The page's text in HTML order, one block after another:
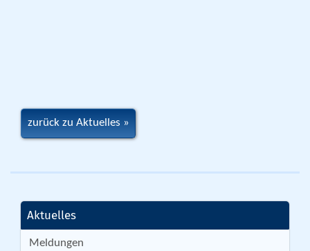
zurück zu Aktuelles
Aktuelles
Meldungen